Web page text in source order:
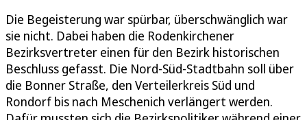
Die Begeisterung war spürbar, überschwänglich war
sie nicht. Dabei haben die Rodenkirchener
Bezirksvertreter einen für den Bezirk historischen
Beschluss gefasst. Die Nord-Süd-Stadtbahn soll über
die Bonner Straße, den Verteilerkreis Süd und
Rondorf bis nach Meschenich verlängert werden.